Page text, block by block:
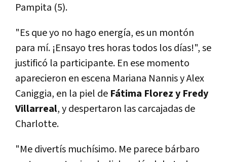
Pampita (5).
"Es que yo no hago energía, es un montón
para mí. ¡Ensayo tres horas todos los días!", se
justificó la participante. En ese momento
aparecieron en escena Mariana Nannis y Alex
Caniggia, en la piel de Fátima Florez y Fredy
Villarreal, y despertaron las carcajadas de
Charlotte.
"Me divertís muchísimo. Me parece bárbaro